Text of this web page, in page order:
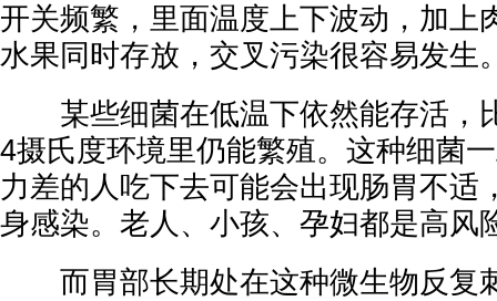
开关频繁，里面温度上下波动，加上
水果同时存放，交叉污染很容易发生
某些细菌在低温下依然能存活，
4摄氏度环境里仍能繁殖。这种细菌
力差的人吃下去可能会出现肠胃不适
身感染。老人、小孩、孕妇都是高风
而胃部长期处在这种微生物反复